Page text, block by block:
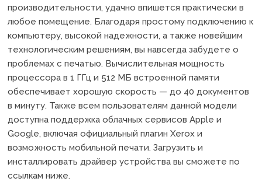
производительности, удачно впишется практически в
любое помещение. Благодаря простому подключению к
компьютеру, высокой надежности, а также новейшим
технологическим решениям, вы навсегда забудете о
проблемах с печатью. Вычислительная мощность
процессора в 1 ГГц и 512 МБ встроенной памяти
обеспечивает хорошую скорость — до 40 документов
в минуту. Также всем пользователям данной модели
доступна поддержка облачных сервисов Apple и
Google, включая официальный плагин Xerox и
возможность мобильной печати. Загрузить и
инсталлировать драйвер устройства вы сможете по
ссылкам ниже.